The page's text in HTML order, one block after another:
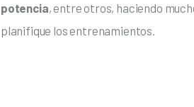
potencia, entre otros, haciendo
planifique los entrenamientos.